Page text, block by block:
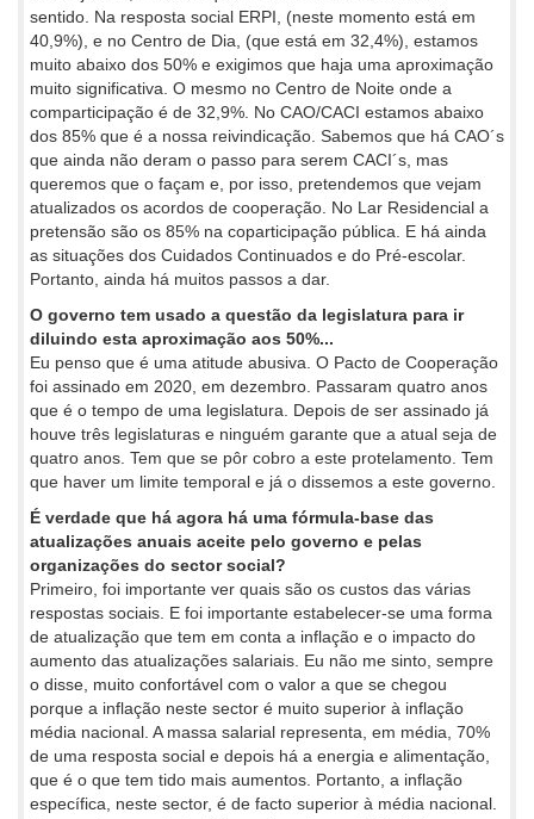
sentido. Na resposta social ERPI, (neste momento está em
40,9%), e no Centro de Dia, (que está em 32,4%), estamos
muito abaixo dos 50% e exigimos que haja uma aproximação
muito significativa. O mesmo no Centro de Noite onde a
comparticipação é de 32,9%. No CAO/CACI estamos abaixo
dos 85% que é a nossa reivindicação. Sabemos que há CAO´s
que ainda não deram o passo para serem CACI´s, mas
queremos que o façam e, por isso, pretendemos que vejam
atualizados os acordos de cooperação. No Lar Residencial a
pretensão são os 85% na coparticipação pública. E há ainda
as situações dos Cuidados Continuados e do Pré-escolar.
Portanto, ainda há muitos passos a dar.
O governo tem usado a questão da legislatura para ir
diluindo esta aproximação aos 50%...
Eu penso que é uma atitude abusiva. O Pacto de Cooperação
foi assinado em 2020, em dezembro. Passaram quatro anos
que é o tempo de uma legislatura. Depois de ser assinado já
houve três legislaturas e ninguém garante que a atual seja de
quatro anos. Tem que se pôr cobro a este protelamento. Tem
que haver um limite temporal e já o dissemos a este governo.
É verdade que há agora há uma fórmula-base das
atualizações anuais aceite pelo governo e pelas
organizações do sector social?
Primeiro, foi importante ver quais são os custos das várias
respostas sociais. E foi importante estabelecer-se uma forma
de atualização que tem em conta a inflação e o impacto do
aumento das atualizações salariais. Eu não me sinto, sempre
o disse, muito confortável com o valor a que se chegou
porque a inflação neste sector é muito superior à inflação
média nacional. A massa salarial representa, em média, 70%
de uma resposta social e depois há a energia e alimentação,
que é o que tem tido mais aumentos. Portanto, a inflação
específica, neste sector, é de facto superior à média nacional.